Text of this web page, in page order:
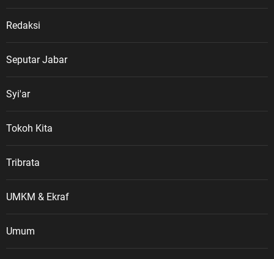
Redaksi
Seputar Jabar
Syi'ar
Tokoh Kita
Tribrata
UMKM & Ekraf
Umum